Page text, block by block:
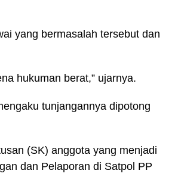
yang bermasalah tersebut dan
hukuman berat,” ujarnya.
tunjangannya dipotong
(SK) anggota yang menjadi
dan Pelaporan di Satpol PP